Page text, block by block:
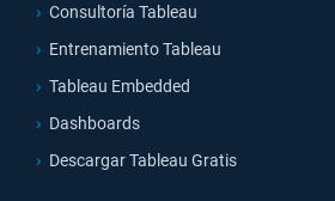
Consultoría Tableau
Entrenamiento Tableau
Tableau Embedded
Dashboards
Descargar Tableau Gratis